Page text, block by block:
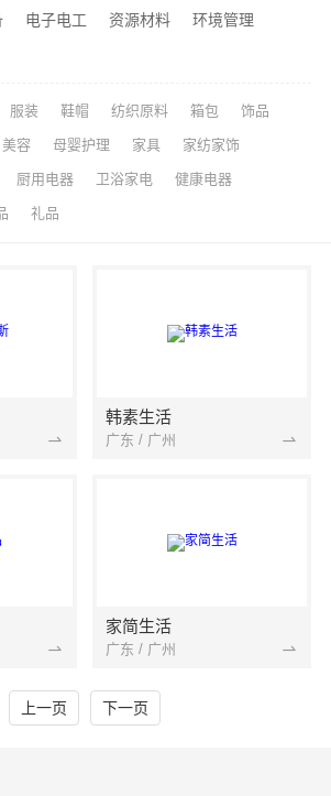
电子电工 资源材料
环境管理
服装 鞋帽 纺织原料 箱包 饰品
美容 母婴护理 家具 家纺家饰
厨用电器 卫浴家电 健康电器
礼品
韩素生活
广东 / 广州
家简生活
广东 / 广州
上一页 下一页